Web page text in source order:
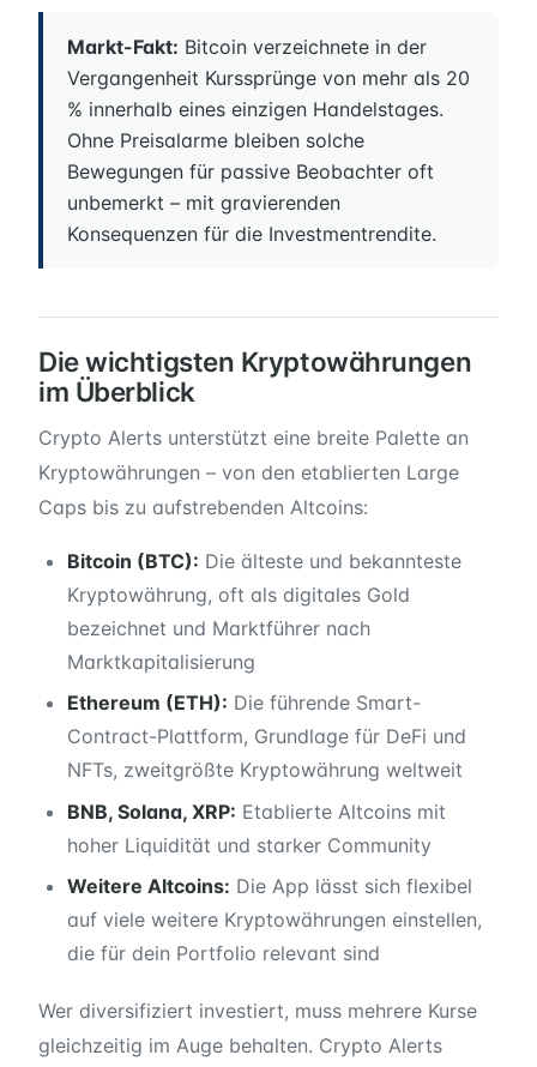
Markt-Fakt: Bitcoin verzeichnete in der
Vergangenheit Kurssprünge von mehr als 20
% innerhalb eines einzigen Handelstages.
Ohne Preisalarme bleiben solche
Bewegungen für passive Beobachter oft
unbemerkt – mit gravierenden
Konsequenzen für die Investmentrendite.
Die wichtigsten Kryptowährungen
im Überblick
Crypto Alerts unterstützt eine breite Palette an
Kryptowährungen – von den etablierten Large
Caps bis zu aufstrebenden Altcoins:
Bitcoin (BTC): Die älteste und bekannteste
Kryptowährung, oft als digitales Gold
bezeichnet und Marktführer nach
Marktkapitalisierung
Ethereum (ETH): Die führende Smart-
Contract-Plattform, Grundlage für DeFi und
NFTs, zweitgrößte Kryptowährung weltweit
BNB, Solana, XRP: Etablierte Altcoins mit
hoher Liquidität und starker Community
Weitere Altcoins: Die App lässt sich flexibel
auf viele weitere Kryptowährungen einstellen,
die für dein Portfolio relevant sind
Wer diversifiziert investiert, muss mehrere Kurse
gleichzeitig im Auge behalten. Crypto Alerts